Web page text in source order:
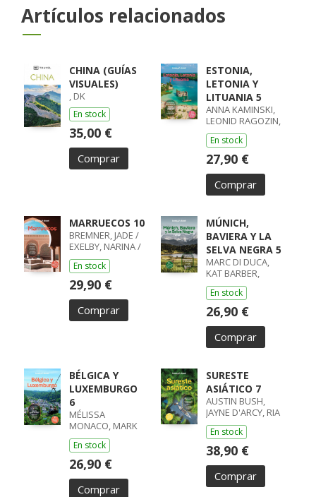
Artículos relacionados
CHINA (GUÍAS
VISUALES)
, DK
En stock
35,00 €
Comprar
ESTONIA,
LETONIA Y
LITUANIA 5
ANNA KAMINSKI,
LEONID RAGOZIN,
ANGELO ZINNA
En stock
27,90 €
Comprar
MARRUECOS 10
BREMNER, JADE /
EXELBY, NARINA /
GILBERT, SARAH /
RANGER, HELEN /
STEVENS, TARA
En stock
29,90 €
Comprar
MÚNICH,
BAVIERA Y LA
SELVA NEGRA 5
MARC DI DUCA,
KAT BARBER,
ANTHONY HAM,
KERRY
En stock
26,90 €
Comprar
BÉLGICA Y
LUXEMBURGO
6
MÉLISSA
MONACO, MARK
ELLIOTT, HELENA
SMITH
En stock
26,90 €
Comprar
SURESTE
ASIÁTICO 7
AUSTIN BUSH,
JAYNE D'ARCY, RIA
DE JONG, DAVID
En stock
38,90 €
Comprar